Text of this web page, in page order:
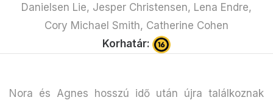
Danielsen Lie, Jesper Christensen, Lena Endre,
Cory Michael Smith, Catherine Cohen
Korhatár:
Nora és Agnes hosszú idő után újra találkoznak